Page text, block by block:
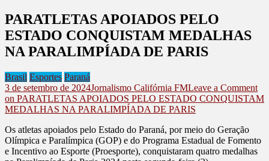
PARATLETAS APOIADOS PELO
ESTADO CONQUISTAM MEDALHAS
NA PARALIMPÍADA DE PARIS
Brasil Esportes Paraná
3 de setembro de 2024Jornalismo Califórnia FMLeave a Comment
on PARATLETAS APOIADOS PELO ESTADO CONQUISTAM
MEDALHAS NA PARALIMPÍADA DE PARIS
Os atletas apoiados pelo Estado do Paraná, por meio do Geração
Olímpica e Paralímpica (GOP) e do Programa Estadual de Fomento
e Incentivo ao Esporte (Proesporte), conquistaram quatro medalhas